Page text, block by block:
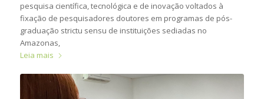
pesquisa científica, tecnológica e de inovação voltados à
fixação de pesquisadores doutores em programas de pós-
graduação strictu sensu de instituições sediadas no
Amazonas,
Leia mais